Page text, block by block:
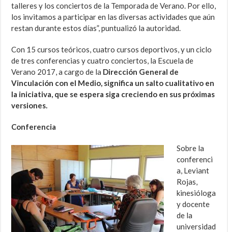
talleres y los conciertos de la Temporada de Verano. Por ello,
los invitamos a participar en las diversas actividades que aún
restan durante estos días”, puntualizó la autoridad.
Con 15 cursos teóricos, cuatro cursos deportivos, y un ciclo
de tres conferencias y cuatro conciertos, la Escuela de
Verano 2017, a cargo de la Dirección General de
Vinculación con el Medio, significa un salto cualitativo en
la iniciativa, que se espera siga creciendo en sus próximas
versiones.
Conferencia
Sobre la
conferenci
a, Leviant
Rojas,
kinesióloga
y docente
de la
universidad